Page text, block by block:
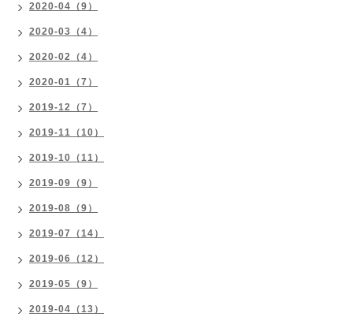
2020-04（9）
2020-03（4）
2020-02（4）
2020-01（7）
2019-12（7）
2019-11（10）
2019-10（11）
2019-09（9）
2019-08（9）
2019-07（14）
2019-06（12）
2019-05（9）
2019-04（13）